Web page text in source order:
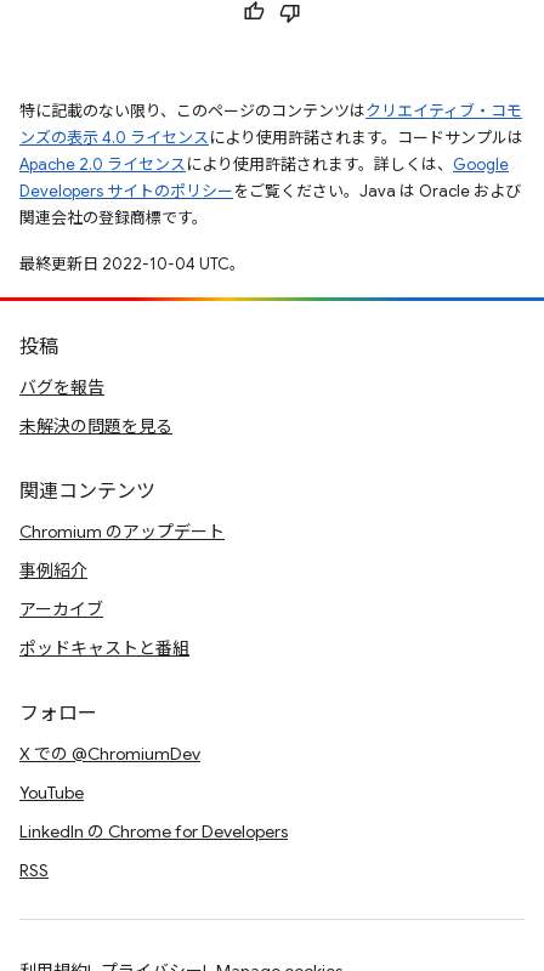
特に記載のない限り、このページのコンテンツはクリエイティブ・コモ
ンズの表示 4.0 ライセンスにより使用許諾されます。コードサンプルは
Apache 2.0 ライセンスにより使用許諾されます。詳しくは、 Google
Developers サイトのポリシーをご覧ください。Java は Oracle および
関連会社の登録商標です。
最終更新日 2022-10-04 UTC。
投稿
バグを報告
未解決の問題を見る
関連コンテンツ
Chromium のアップデート
事例紹介
アーカイブ
ポッドキャストと番組
フォロー
X での @ChromiumDev
YouTube
LinkedIn の Chrome for Developers
RSS